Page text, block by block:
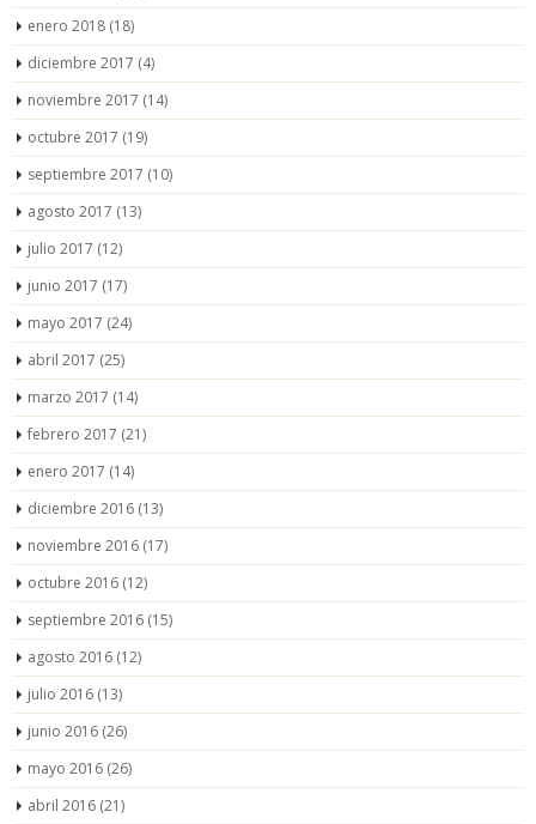
enero 2018 (18)
diciembre 2017 (4)
noviembre 2017 (14)
octubre 2017 (19)
septiembre 2017 (10)
agosto 2017 (13)
julio 2017 (12)
junio 2017 (17)
mayo 2017 (24)
abril 2017 (25)
marzo 2017 (14)
febrero 2017 (21)
enero 2017 (14)
diciembre 2016 (13)
noviembre 2016 (17)
octubre 2016 (12)
septiembre 2016 (15)
agosto 2016 (12)
julio 2016 (13)
junio 2016 (26)
mayo 2016 (26)
abril 2016 (21)